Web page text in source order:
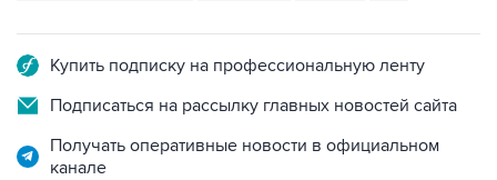
Купить подписку на профессиональную ленту
Подписаться на рассылку главных новостей сайта
Получать оперативные новости в официальном
канале